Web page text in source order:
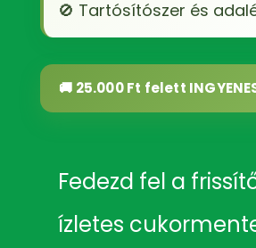
🚫 Tartósítószer és
🚚 25.000 Ft felett
Fedezd fel a
ízletes